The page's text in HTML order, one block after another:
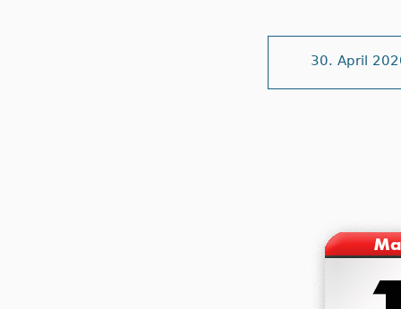
30. April